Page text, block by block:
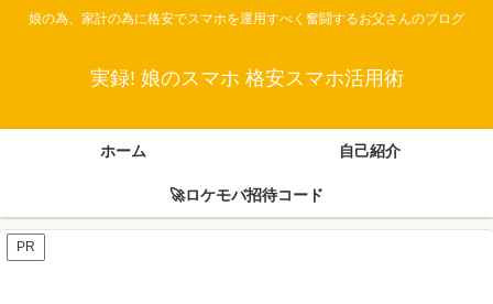
娘の為、家計の為に格安でスマホを運用すべく奮闘するお父さんのブログ
実録! 娘のスマホ 格安スマホ活用術
ホーム 自己紹介
🚀ロケモバ招待コード
PR